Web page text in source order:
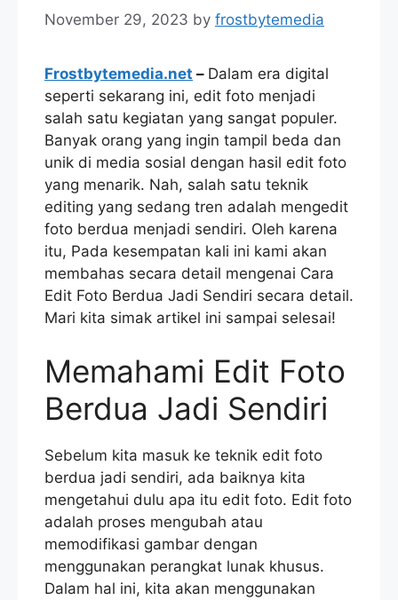
November 29, 2023 by frostbytemedia
Frostbytemedia.net – Dalam era digital
seperti sekarang ini, edit foto menjadi
salah satu kegiatan yang sangat populer.
Banyak orang yang ingin tampil beda dan
unik di media sosial dengan hasil edit foto
yang menarik. Nah, salah satu teknik
editing yang sedang tren adalah mengedit
foto berdua menjadi sendiri. Oleh karena
itu, Pada kesempatan kali ini kami akan
membahas secara detail mengenai Cara
Edit Foto Berdua Jadi Sendiri secara detail.
Mari kita simak artikel ini sampai selesai!
Memahami Edit Foto
Berdua Jadi Sendiri
Sebelum kita masuk ke teknik edit foto
berdua jadi sendiri, ada baiknya kita
mengetahui dulu apa itu edit foto. Edit foto
adalah proses mengubah atau
memodifikasi gambar dengan
menggunakan perangkat lunak khusus.
Dalam hal ini, kita akan menggunakan